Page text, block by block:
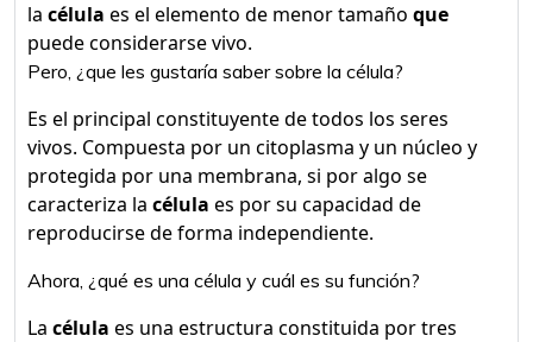
la célula es el elemento de menor tamaño que
puede considerarse vivo.
Pero, ¿que les gustaría saber sobre la célula?
Es el principal constituyente de todos los seres
vivos. Compuesta por un citoplasma y un núcleo y
protegida por una membrana, si por algo se
caracteriza la célula es por su capacidad de
reproducirse de forma independiente.
Ahora, ¿qué es una célula y cuál es su función?
La célula es una estructura constituida por tres